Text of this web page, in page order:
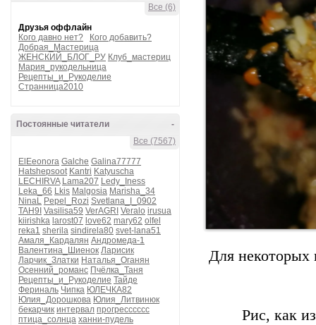
Все (6)
Друзья оффлайн
Кого давно нет?
Кого добавить?
Добрая_Мастерица
ЖЕНСКИЙ_БЛОГ_РУ Клуб_мастериц
Мария_рукодельница
Рецепты_и_Рукоделие
Странница2010
-
Постоянные читатели
Все (7567)
ElEeonora Galche Galina77777
Hatshepsoot Kantri Katyuscha
LECHIRVA Lama207 Ledy_Iness
Leka_66 Lkis Malgosia Marisha_34
NinaL Pepel_Rozi Svetlana_I_0902
TAH9I Vasilisa59 VerAGRI Veralo irusua
kiirishka larost07 love62 mary62 olfel
reka1 sherila sindirela80 svet-lana51
Амаля_Кардалян Андромеда-1
Валентина_Шиенок Ларисик
Ларчик_Златки Наталья_Оганян
Осенний_романс Пчёлка_Таня
Рецепты_и_Рукоделие Тайде
Фериналь Чипка ЮЛЕЧКА82
Юлия_Дорошкова Юлия_Литвинюк
бекарчик интервал прогресссссс
птица_солнца ханни-пудель
Для некоторых
Рис, как